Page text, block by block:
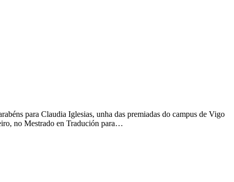
para Claudia Iglesias, unha das premiadas do campus de Vigo
no Mestrado en Tradución para…